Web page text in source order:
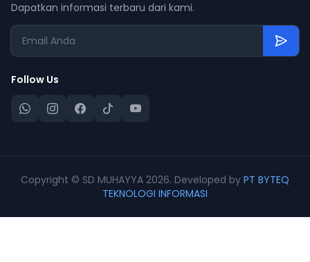
Dapatkan informasi terbaru dari kami.
Follow Us
Copyright © SD MUHAYYA 2026. Developed by PT BYTEQ
TEKNOLOGI INFORMASI